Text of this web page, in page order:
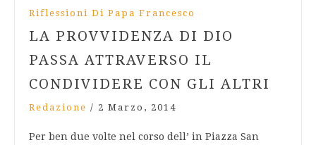
Riflessioni Di Papa Francesco
LA PROVVIDENZA DI DIO
PASSA ATTRAVERSO IL
CONDIVIDERE CON GLI ALTRI
Redazione / 2 Marzo, 2014
Per ben due volte nel corso dell’ in Piazza San